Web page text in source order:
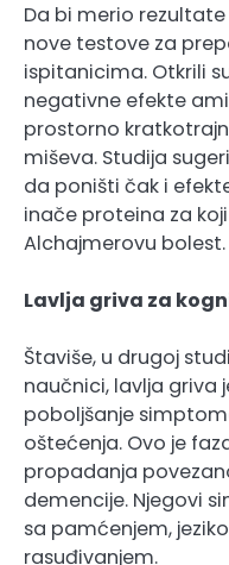
Da bi merio
nove testove za
ispitanicima. Otkrili
negativne efekte
prostorno
miševa. Studija
da poništi čak i
inače proteina za
Alchajmerovu bolest.
Lavlja griva za
Štaviše, u drugoj
naučnici, lavlja griva
poboljšanje
oštećenja. Ovo je
propadanja
demencije. Njegovi
sa pamćenjem,
rasuđivanjem.